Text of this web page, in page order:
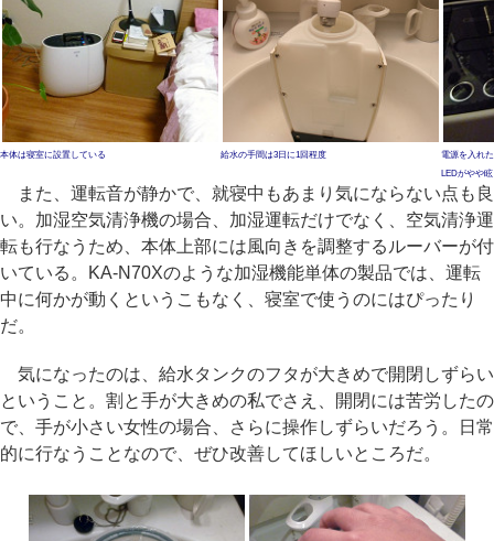
本体は寝室に設置している 給水の手間は3日に1回程度
電源を入れ
LEDがやや
また、運転音が静かで、就寝中もあまり気にならない点も良
い。加湿空気清浄機の場合、加湿運転だけでなく、空気清浄運
転も行なうため、本体上部には風向きを調整するルーバーが付
いている。KA-N70Xのような加湿機能単体の製品では、運転
中に何かが動くというこもなく、寝室で使うのにはぴったり
だ。
気になったのは、給水タンクのフタが大きめで開閉しずらい
ということ。割と手が大きめの私でさえ、開閉には苦労したの
で、手が小さい女性の場合、さらに操作しずらいだろう。日常
的に行なうことなので、ぜひ改善してほしいところだ。